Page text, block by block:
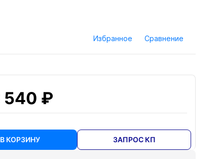
Избранное Сравнение
540 ₽
В КОРЗИНУ ЗАПРОС КП